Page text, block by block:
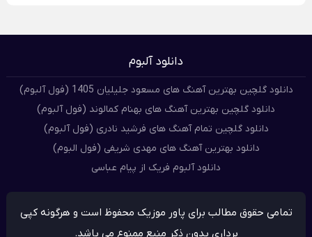
دانلود آلبوم
دانلود گلچین بهترین آهنگ های مسعود جلیلیان 1405 (فول آلبوم)
دانلود گلچین بهترین آهنگ های بهنام کمالوند (فول آلبوم)
دانلود گلچین تمام آهنگ های فرشید نادری (فول آلبوم)
دانلود بهترین آهنگ های مهدی شریفی (فول البوم)
دانلود آلبوم فریک از پیام عباسی
تمامی حقوق مطالب برای پاور موزیک محفوظ است و هرگونه کپی
برداری بدون ذکر منبع ممنوع می باشد.